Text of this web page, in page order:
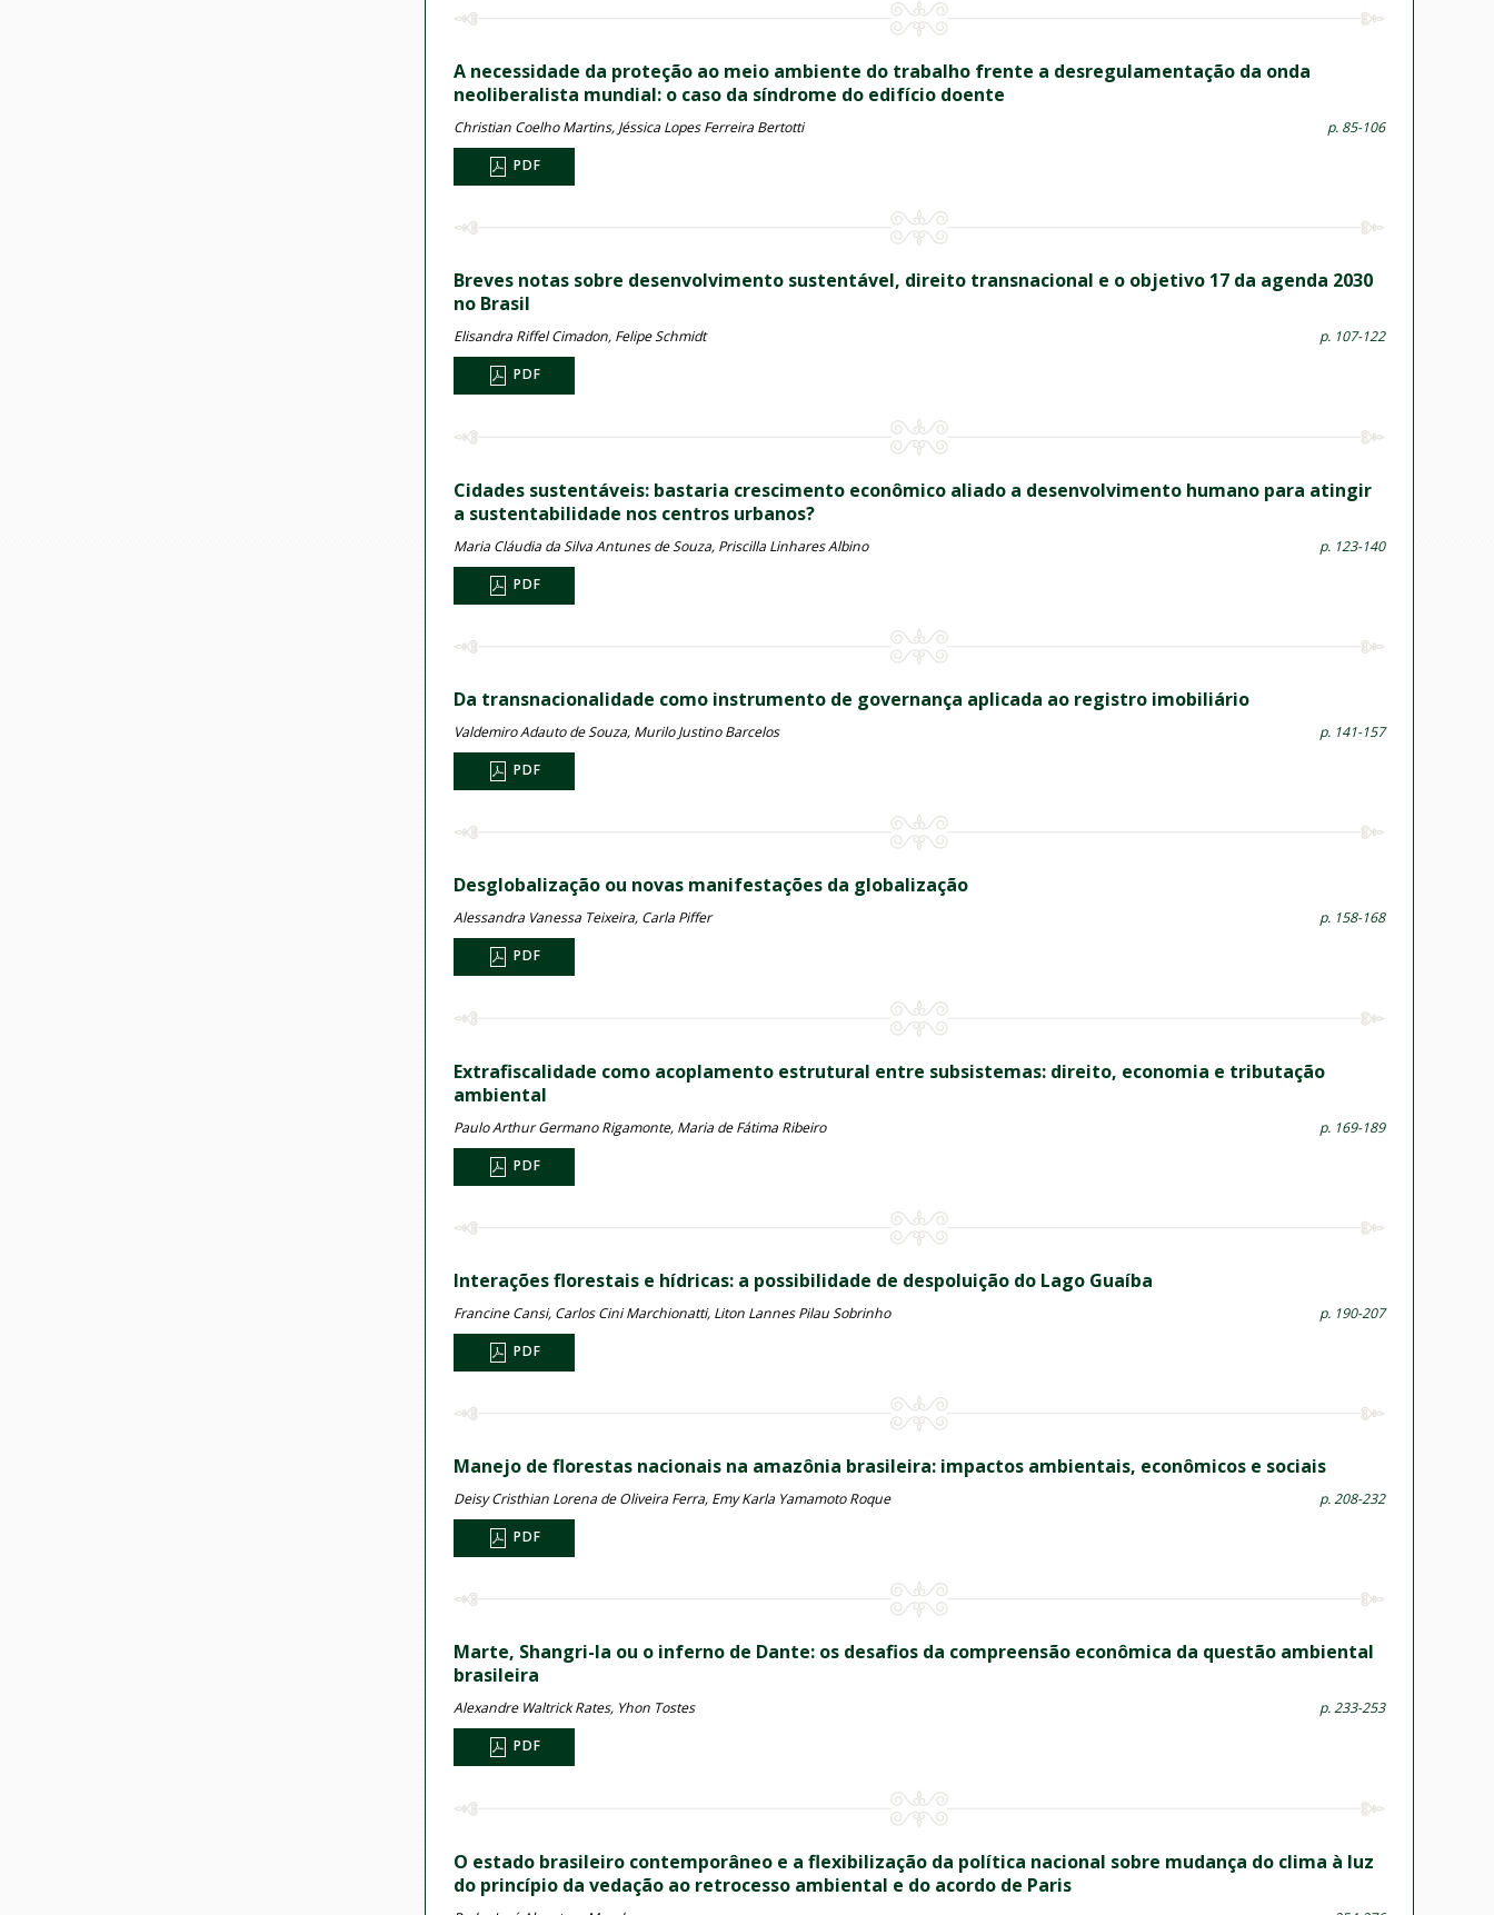
A necessidade da proteção ao meio ambiente do trabalho frente a desregulamentação da onda
neoliberalista mundial: o caso da síndrome do edifício doente
Christian Coelho Martins, Jéssica Lopes Ferreira Bertotti p. 85-106
PDF
Breves notas sobre desenvolvimento sustentável, direito transnacional e o objetivo 17 da agenda 2030
no Brasil
Elisandra Riffel Cimadon, Felipe Schmidt p. 107-122
PDF
Cidades sustentáveis: bastaria crescimento econômico aliado a desenvolvimento humano para atingir
a sustentabilidade nos centros urbanos?
Maria Cláudia da Silva Antunes de Souza, Priscilla Linhares Albino p. 123-140
PDF
Da transnacionalidade como instrumento de governança aplicada ao registro imobiliário
Valdemiro Adauto de Souza, Murilo Justino Barcelos p. 141-157
PDF
Desglobalização ou novas manifestações da globalização
Alessandra Vanessa Teixeira, Carla Piffer p. 158-168
PDF
Extrafiscalidade como acoplamento estrutural entre subsistemas: direito, economia e tributação
ambiental
Paulo Arthur Germano Rigamonte, Maria de Fátima Ribeiro p. 169-189
PDF
Interações florestais e hídricas: a possibilidade de despoluição do Lago Guaíba
Francine Cansi, Carlos Cini Marchionatti, Liton Lannes Pilau Sobrinho p. 190-207
PDF
Manejo de florestas nacionais na amazônia brasileira: impactos ambientais, econômicos e sociais
Deisy Cristhian Lorena de Oliveira Ferra, Emy Karla Yamamoto Roque p. 208-232
PDF
Marte, Shangri-la ou o inferno de Dante: os desafios da compreensão econômica da questão ambiental
brasileira
Alexandre Waltrick Rates, Yhon Tostes p. 233-253
PDF
O estado brasileiro contemporâneo e a flexibilização da política nacional sobre mudança do clima à luz
do princípio da vedação ao retrocesso ambiental e do acordo de Paris